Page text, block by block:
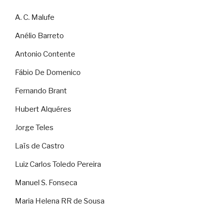
A. C. Malufe
Anélio Barreto
Antonio Contente
Fábio De Domenico
Fernando Brant
Hubert Alquéres
Jorge Teles
Laïs de Castro
Luiz Carlos Toledo Pereira
Manuel S. Fonseca
Maria Helena RR de Sousa